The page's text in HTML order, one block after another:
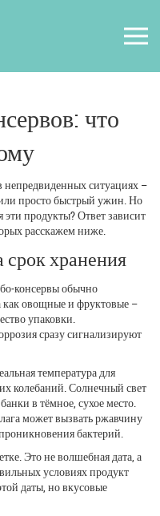
что
непредвиденных ситуациях –
просто быстрый ужин. Но
эти продукты? Ответ зависит
расскажем ниже.
хранения
обычно
как овощные и фруктовые –
упаковки.
сразу сигнализируют
температура для
колебаний. Солнечный свет
в тёмное, сухое место.
может вызвать ржавчину
бактерий.
Это не волшебная дата, а
условиях продукт
даты, но вкусовые